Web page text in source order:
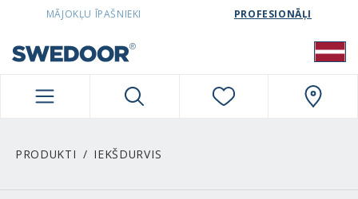
SWEDOORLATVIA NAVIGATION
MĀJOKĻU ĪPAŠNIEKI PROFESIONĀĻI
PRODUKTI IEKŠDURVIS